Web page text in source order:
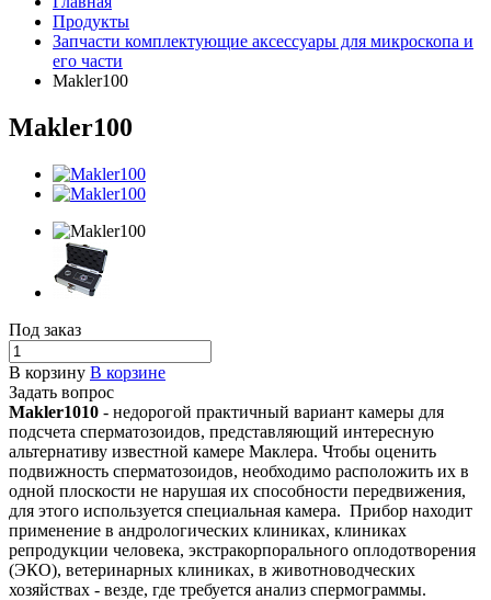
Продукты
Запчасти комплектующие аксессуары для микроскопа и
его части
Makler100
Makler100
Под заказ
В корзину В корзине
Задать вопрос
Makler1010 - недорогой практичный вариант камеры для
подсчета сперматозоидов, представляющий интересную
альтернативу известной камере Маклера. Чтобы оценить
подвижность сперматозоидов, необходимо расположить их в
одной плоскости не нарушая их способности передвижения,
для этого используется специальная камера. Прибор находит
применение в андрологических клиниках, клиниках
репродукции человека, экстракорпорального оплодотворения
(ЭКО), ветеринарных клиниках, в животноводческих
хозяйствах - везде, где требуется анализ спермограммы.